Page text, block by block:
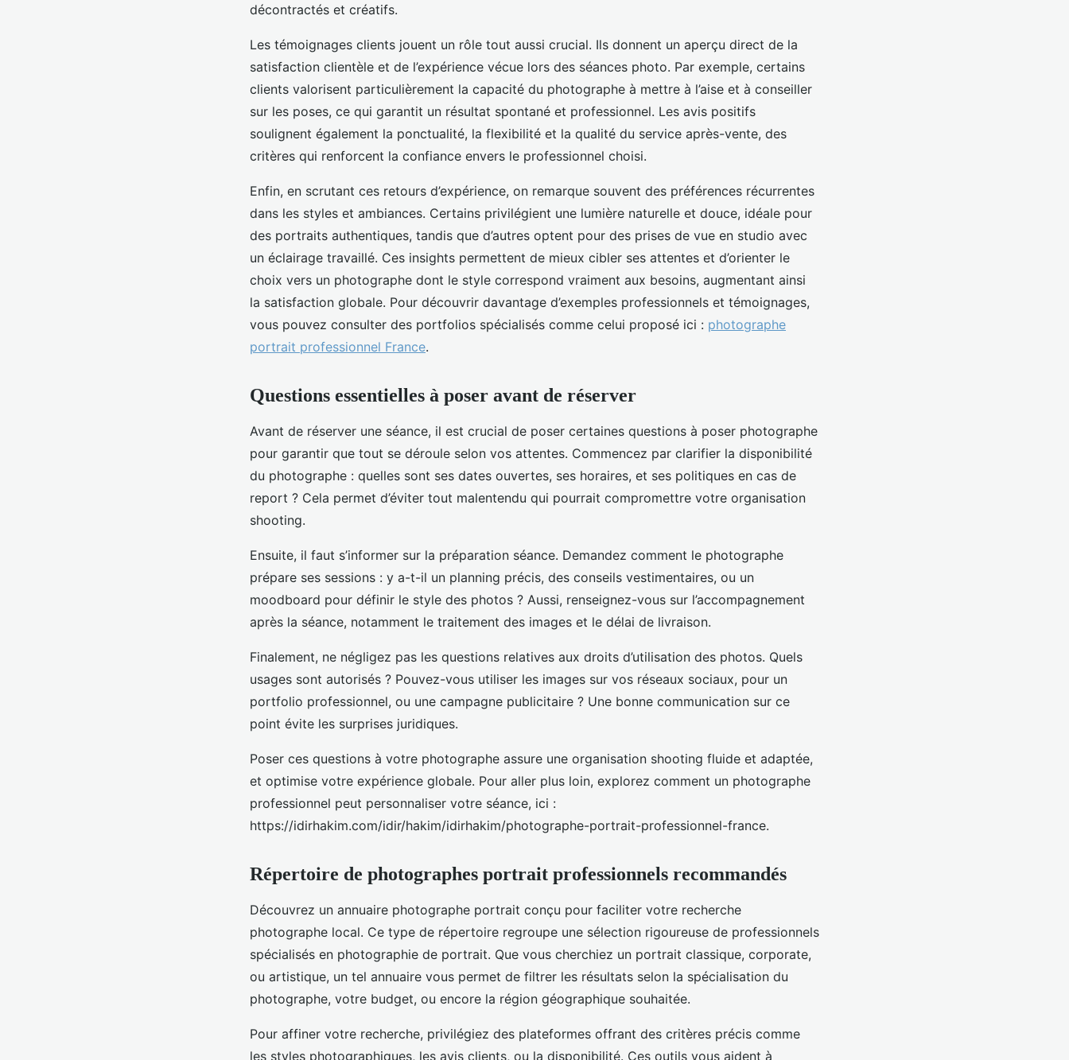
décontractés et créatifs.
Les témoignages clients jouent un rôle tout aussi crucial. Ils donnent un aperçu direct de la
satisfaction clientèle et de l’expérience vécue lors des séances photo. Par exemple, certains
clients valorisent particulièrement la capacité du photographe à mettre à l’aise et à conseiller
sur les poses, ce qui garantit un résultat spontané et professionnel. Les avis positifs
soulignent également la ponctualité, la flexibilité et la qualité du service après-vente, des
critères qui renforcent la confiance envers le professionnel choisi.
Enfin, en scrutant ces retours d’expérience, on remarque souvent des préférences récurrentes
dans les styles et ambiances. Certains privilégient une lumière naturelle et douce, idéale pour
des portraits authentiques, tandis que d’autres optent pour des prises de vue en studio avec
un éclairage travaillé. Ces insights permettent de mieux cibler ses attentes et d’orienter le
choix vers un photographe dont le style correspond vraiment aux besoins, augmentant ainsi
la satisfaction globale. Pour découvrir davantage d’exemples professionnels et témoignages,
vous pouvez consulter des portfolios spécialisés comme celui proposé ici : photographe
portrait professionnel France.
Questions essentielles à poser avant de réserver
Avant de réserver une séance, il est crucial de poser certaines questions à poser photographe
pour garantir que tout se déroule selon vos attentes. Commencez par clarifier la disponibilité
du photographe : quelles sont ses dates ouvertes, ses horaires, et ses politiques en cas de
report ? Cela permet d’éviter tout malentendu qui pourrait compromettre votre organisation
shooting.
Ensuite, il faut s’informer sur la préparation séance. Demandez comment le photographe
prépare ses sessions : y a-t-il un planning précis, des conseils vestimentaires, ou un
moodboard pour définir le style des photos ? Aussi, renseignez-vous sur l’accompagnement
après la séance, notamment le traitement des images et le délai de livraison.
Finalement, ne négligez pas les questions relatives aux droits d’utilisation des photos. Quels
usages sont autorisés ? Pouvez-vous utiliser les images sur vos réseaux sociaux, pour un
portfolio professionnel, ou une campagne publicitaire ? Une bonne communication sur ce
point évite les surprises juridiques.
Poser ces questions à votre photographe assure une organisation shooting fluide et adaptée,
et optimise votre expérience globale. Pour aller plus loin, explorez comment un photographe
professionnel peut personnaliser votre séance, ici :
https://idirhakim.com/idir/hakim/idirhakim/photographe-portrait-professionnel-france.
Répertoire de photographes portrait professionnels recommandés
Découvrez un annuaire photographe portrait conçu pour faciliter votre recherche
photographe local. Ce type de répertoire regroupe une sélection rigoureuse de professionnels
spécialisés en photographie de portrait. Que vous cherchiez un portrait classique, corporate,
ou artistique, un tel annuaire vous permet de filtrer les résultats selon la spécialisation du
photographe, votre budget, ou encore la région géographique souhaitée.
Pour affiner votre recherche, privilégiez des plateformes offrant des critères précis comme
les styles photographiques, les avis clients, ou la disponibilité. Ces outils vous aident à